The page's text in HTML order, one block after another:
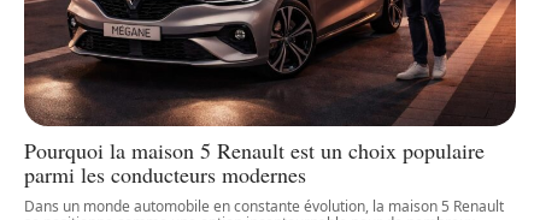
Pourquoi la maison 5 Renault est un choix populaire
parmi les conducteurs modernes
Dans un monde automobile en constante évolution, la maison 5 Renault